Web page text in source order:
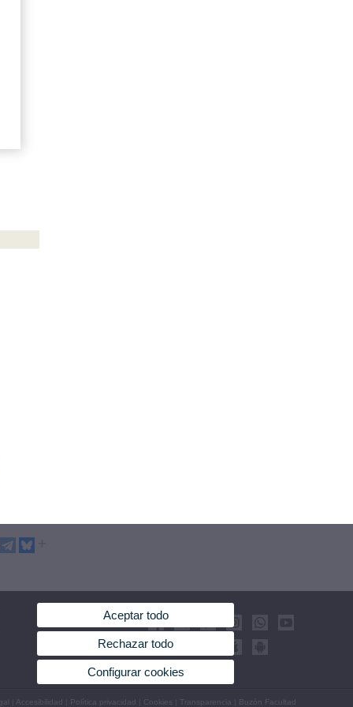
Accesibilidad Política privacidad Cookies Transparencia Buzón Facultad
Aceptar todo
Rechazar todo
Configurar cookies